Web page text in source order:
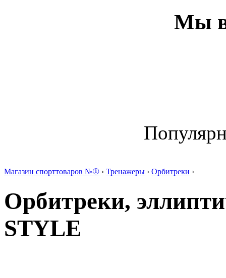
Мы в
Магазин спорттоваров №① › Тренажеры › Орбитреки ›
Орбитреки,
STYLE